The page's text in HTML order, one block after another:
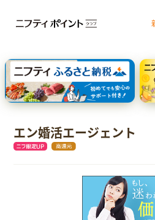
エポスカード【最短1週間程度付与】
【親権者さまの代理申込専用】三井住友
三井住友カード（NL）
エン婚活エージェント